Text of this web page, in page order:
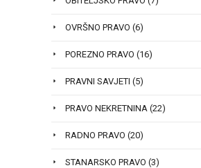
OVRŠNO PRAVO (6)
POREZNO PRAVO (16)
PRAVNI SAVJETI (5)
PRAVO NEKRETNINA (22)
RADNO PRAVO (20)
STANARSKO PRAVO (3)